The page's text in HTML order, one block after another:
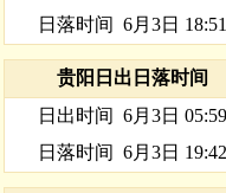
日落时间 6月3日 18:51
贵阳日出日落时间
日出时间 6月3日 05:59
日落时间 6月3日 19:42